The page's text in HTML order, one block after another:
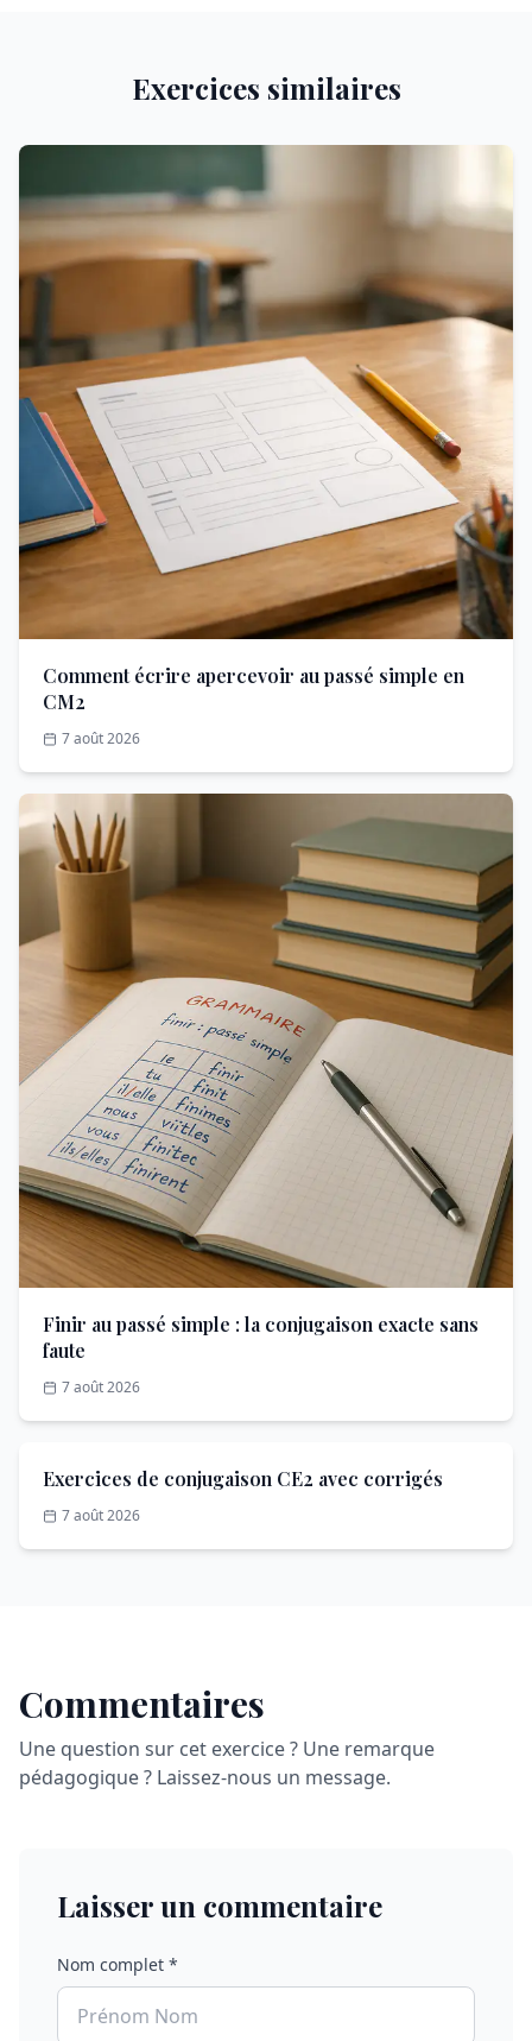
Exercices similaires
Comment écrire apercevoir au passé simple en
CM2
7 août 2026
Finir au passé simple : la conjugaison exacte sans
faute
7 août 2026
Exercices de conjugaison CE2 avec corrigés
7 août 2026
Commentaires
Une question sur cet exercice ? Une remarque
pédagogique ? Laissez-nous un message.
Laisser un commentaire
Nom complet *